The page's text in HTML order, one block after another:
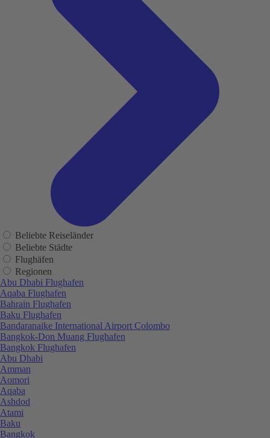
Beliebte Reiseländer
Beliebte Städte
Flughäfen
Regionen
Abu Dhabi Flughafen
Aqaba Flughafen
Bahrain Flughafen
Baku Flughafen
Bandaranaike International Airport Colombo
Bangkok-Don Muang Flughafen
Bangkok Flughafen
Abu Dhabi
Amman
Aomori
Aqaba
Ashdod
Atami
Baku
Bangkok